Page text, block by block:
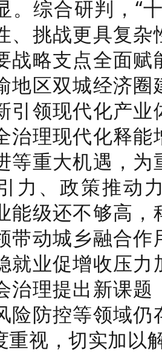
。综合研判，“
、挑战更具复
战略支点全面
地区双城经济
引领现代化产
治理现代化释
等重大机遇，
力、政策推动
能级还不够高
带动城乡融合
就业促增收压
治理提出新课
险防控等领域
重视，切实加以